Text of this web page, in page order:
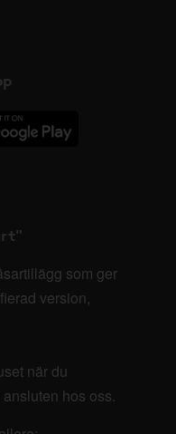
som ger
version,
när du
hos oss.